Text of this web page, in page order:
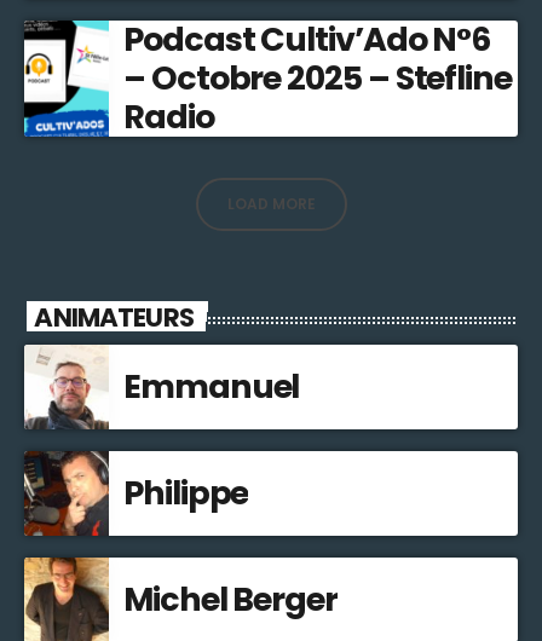
Podcast Cultiv’Ado N°6
– Octobre 2025 – Stefline
Radio
LOAD MORE
ANIMATEURS
Emmanuel
Philippe
Michel Berger